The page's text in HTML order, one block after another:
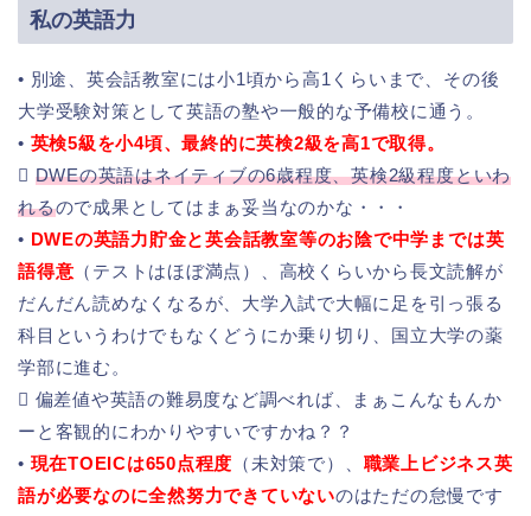
私の英語力
• 別途、英会話教室には小1頃から高1くらいまで、その後
大学受験対策として英語の塾や一般的な予備校に通う。
• 英検5級を小4頃、最終的に英検2級を高1で取得。
 DWEの英語はネイティブの6歳程度、英検2級程度といわ
れるので成果としてはまぁ妥当なのかな・・・
• DWEの英語力貯金と英会話教室等のお陰で中学までは英
語得意 （テストはほぼ満点）、高校くらいから長文読解が
だんだん読めなくなるが、大学入試で大幅に足を引っ張る
科目というわけでもなくどうにか乗り切り、国立大学の薬
学部に進む。
 偏差値や英語の難易度など調べれば、まぁこんなもんか
ーと客観的にわかりやすいですかね？？
• 現在TOEICは650点程度 （未対策で）、 職業上ビジネス英
語が必要なのに全然努力できていないのはただの怠慢です